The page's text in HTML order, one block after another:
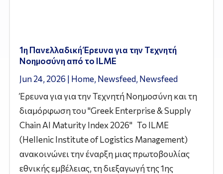
1η Πανελλαδική Έρευνα για την Τεχνητή
Νοημοσύνη από το ILME
Jun 24, 2026 | Home, Newsfeed, Newsfeed
Έρευνα για για την Τεχνητή Νοημοσύνη και τη
διαμόρφωση του "Greek Enterprise & Supply
Chain AI Maturity Index 2026" Το ILME
(Hellenic Institute of Logistics Management)
ανακοινώνει την έναρξη μιας πρωτοβουλίας
εθνικής εμβέλειας, τη διεξαγωγή της 1ης